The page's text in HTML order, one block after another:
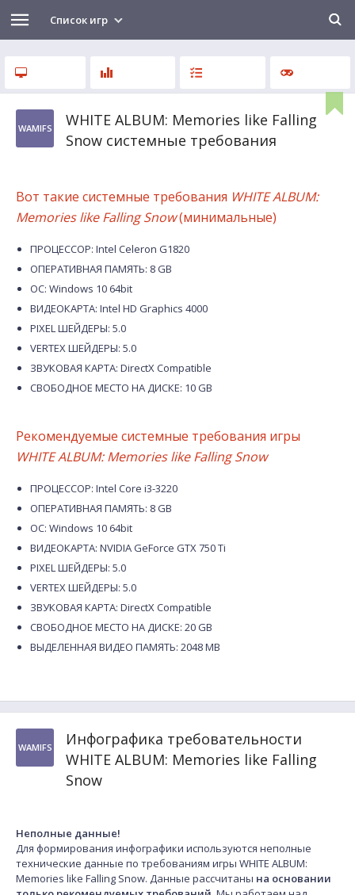
Список игр
WAMlFS
WHITE ALBUM: Memories like Falling
Snow системные требования
Вот такие системные требования WHITE ALBUM:
Memories like Falling Snow(минимальные)
ПРОЦЕССОР: Intel Celeron G1820
ОПЕРАТИВНАЯ ПАМЯТЬ: 8 GB
ОС: Windows 10 64bit
ВИДЕОКАРТА: Intel HD Graphics 4000
PIXEL ШЕЙДЕРЫ: 5.0
VERTEX ШЕЙДЕРЫ: 5.0
ЗВУКОВАЯ КАРТА: DirectX Compatible
СВОБОДНОЕ МЕСТО НА ДИСКЕ: 10 GB
Рекомендуемые системные требования игры
WHITE ALBUM: Memories like Falling Snow
ПРОЦЕССОР: Intel Core i3-3220
ОПЕРАТИВНАЯ ПАМЯТЬ: 8 GB
ОС: Windows 10 64bit
ВИДЕОКАРТА: NVIDIA GeForce GTX 750 Ti
PIXEL ШЕЙДЕРЫ: 5.0
VERTEX ШЕЙДЕРЫ: 5.0
ЗВУКОВАЯ КАРТА: DirectX Compatible
СВОБОДНОЕ МЕСТО НА ДИСКЕ: 20 GB
ВЫДЕЛЕННАЯ ВИДЕО ПАМЯТЬ: 2048 MB
WAMlFS
Инфографика требовательности
WHITE ALBUM: Memories like Falling
Snow
Неполные данные!
Для формирования инфографики используются неполные
технические данные по требованиям игры WHITE ALBUM:
Memories like Falling Snow. Данные рассчитаны на основании